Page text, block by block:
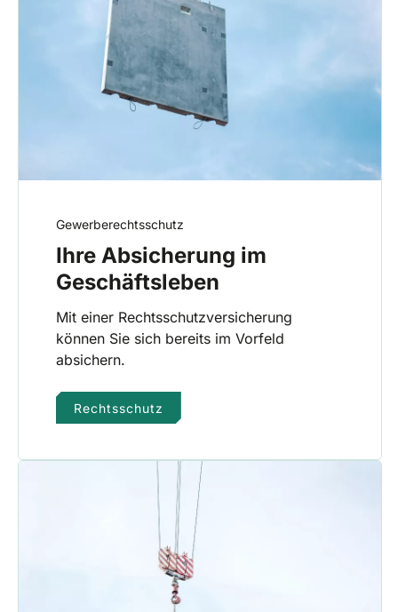
Gewerberechtsschutz
Ihre Absicherung im
Geschäftsleben
Mit einer Rechtsschutzversicherung
können Sie sich bereits im Vorfeld
absichern.
Rechtsschutz